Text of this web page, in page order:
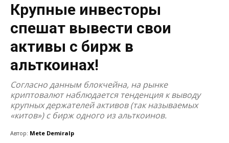
Крупные инвесторы
спешат вывести свои
активы с бирж в
альткоинах!
Согласно данным блокчейна, на рынке
криптовалют наблюдается тенденция к выводу
крупных держателей активов (так называемых
«китов») с бирж одного из альткоинов.
Автор: Mete Demiralp